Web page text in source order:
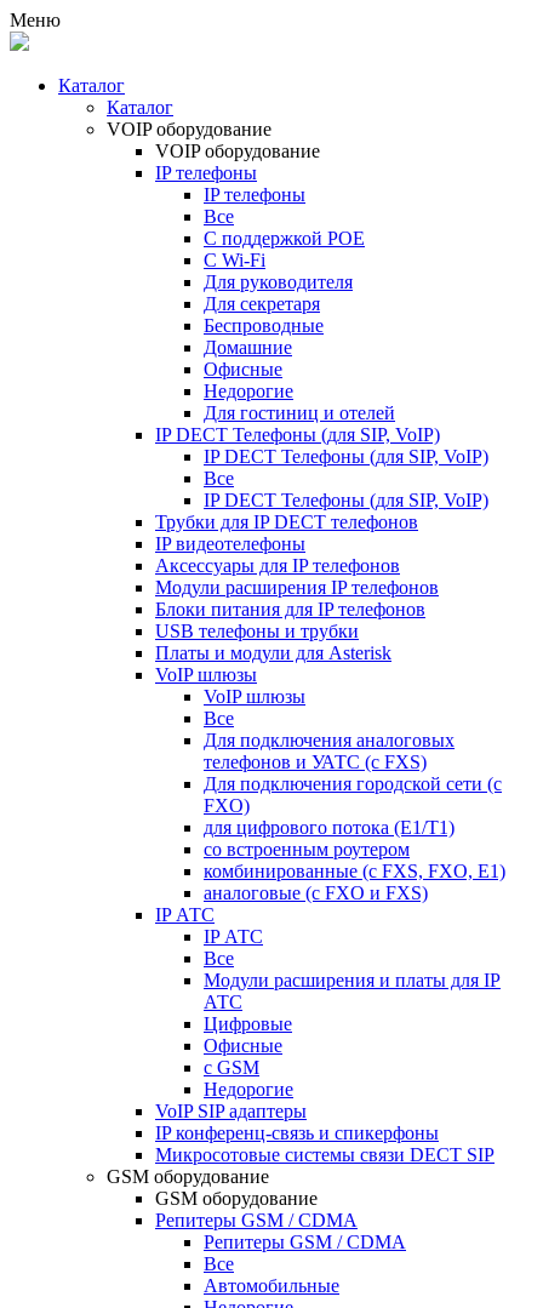
Меню
Каталог
Каталог
VOIP оборудование
VOIP оборудование
IP телефоны
IP телефоны
Все
С поддержкой POE
C Wi-Fi
Для руководителя
Для секретаря
Беспроводные
Домашние
Офисные
Недорогие
Для гостиниц и отелей
IP DECT Телефоны (для SIP, VoIP)
IP DECT Телефоны (для SIP, VoIP)
Все
IP DECT Телефоны (для SIP, VoIP)
Трубки для IP DECT телефонов
IP видеотелефоны
Аксессуары для IP телефонов
Модули расширения IP телефонов
Блоки питания для IP телефонов
USB телефоны и трубки
Платы и модули для Asterisk
VoIP шлюзы
VoIP шлюзы
Все
Для подключения аналоговых
телефонов и УАТС (с FXS)
Для подключения городской сети (с
FXO)
для цифрового потока (E1/T1)
со встроенным роутером
комбинированные (c FXS, FXO, E1)
аналоговые (с FXO и FXS)
IP АТС
IP АТС
Все
Модули расширения и платы для IP
АТС
Цифровые
Офисные
с GSM
Недорогие
VoIP SIP адаптеры
IP конференц-связь и спикерфоны
Микросотовые системы связи DECT SIP
GSM оборудование
GSM оборудование
Репитеры GSM / CDMA
Репитеры GSM / CDMA
Все
Автомобильные